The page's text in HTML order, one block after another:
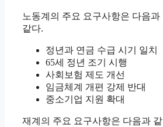
노동계의 주요 요구사항은 다음과
같다.
정년과 연금 수급 시기 일치
65세 정년 조기 시행
사회보험 제도 개선
임금체계 개편 강제 반대
중소기업 지원 확대
재계의 주요 요구사항은 다음과 같